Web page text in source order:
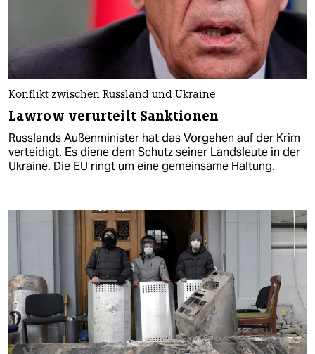
Konflikt zwischen Russland und Ukraine
Lawrow verurteilt Sanktionen
Russlands Außenminister hat das Vorgehen auf der Krim
verteidigt. Es diene dem Schutz seiner Landsleute in der
Ukraine. Die EU ringt um eine gemeinsame Haltung.